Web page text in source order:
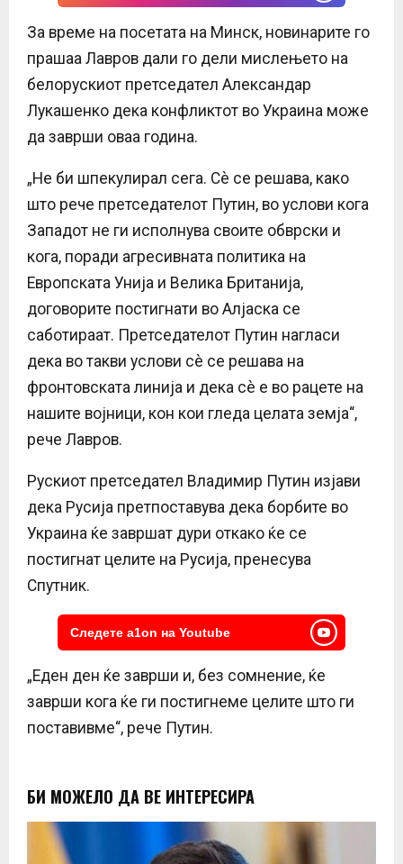
За време на посетата на Минск, новинарите го
прашаа Лавров дали го дели мислењето на
белорускиот претседател Александар
Лукашенко дека конфликтот во Украина може
да заврши оваа година.
„Не би шпекулирал сега. Сè се решава, како
што рече претседателот Путин, во услови кога
Западот не ги исполнува своите обврски и
кога, поради агресивната политика на
Европската Унија и Велика Британија,
договорите постигнати во Алјаска се
саботираат. Претседателот Путин нагласи
дека во такви услови сè се решава на
фронтовската линија и дека сè е во рацете на
нашите војници, кон кои гледа целата земја“,
рече Лавров.
Рускиот претседател Владимир Путин изјави
дека Русија претпоставува дека борбите во
Украина ќе завршат дури откако ќе се
постигнат целите на Русија, пренесува
Спутник.
Следете a1on на Youtube
„Еден ден ќе заврши и, без сомнение, ќе
заврши кога ќе ги постигнеме целите што ги
поставивме“, рече Путин.
БИ МОЖЕЛО ДА ВЕ ИНТЕРЕСИРА